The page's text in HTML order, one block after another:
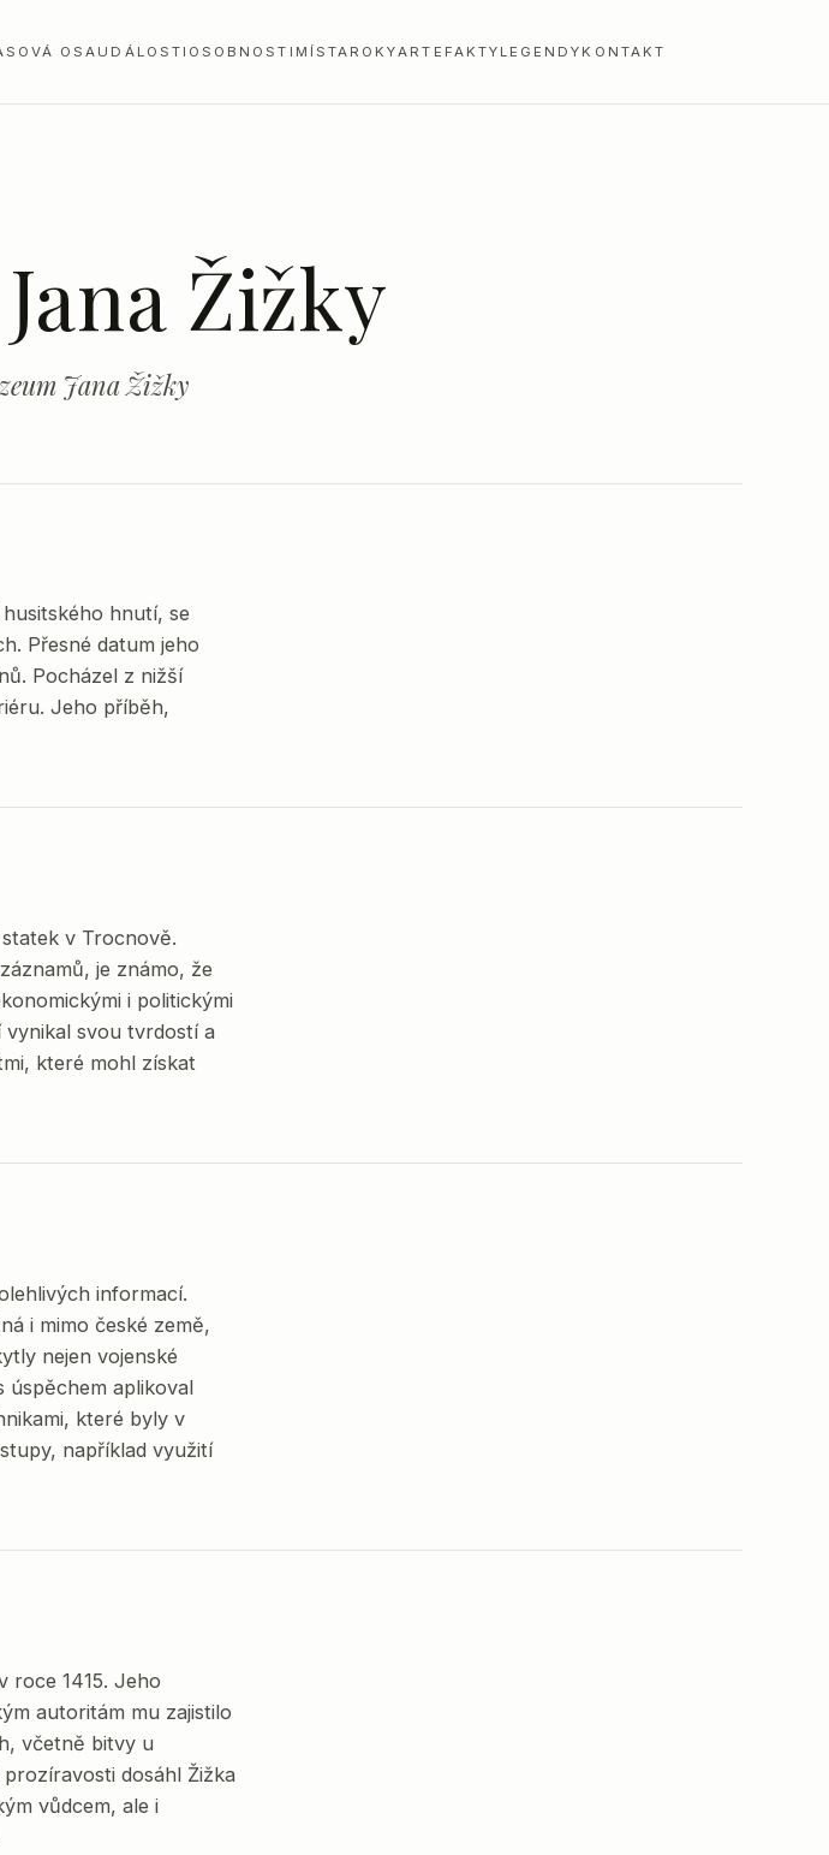
OSA UDÁLOSTI OSOBNOSTI MÍSTA ROKYARTEFAKTY LEGENDY KONTAKT
Žižky
Jana Žižky
hnutí, se
Přesné datum jeho
Pocházel z nižší
Jeho příběh,
v Trocnově.
je známo, že
i politickými
svou tvrdostí a
které mohl získat
informací.
i mimo české země,
nejen vojenské
úspěchem aplikoval
které byly v
například využití
roce 1415. Jeho
autoritám mu zajistilo
včetně bitvy u
dosáhl Žižka
vůdcem, ale i